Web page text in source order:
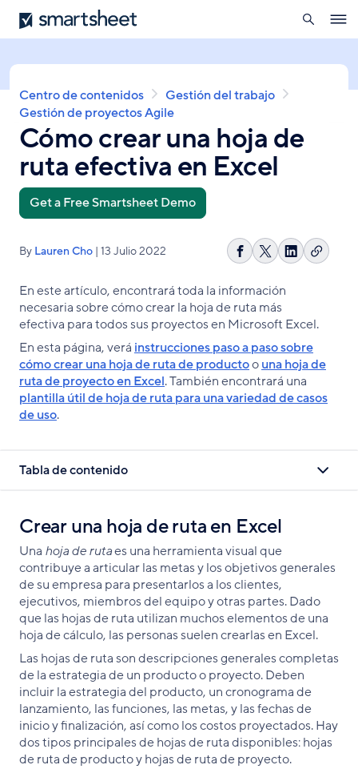
Pasar
al
principal
Smartsheet
búsqueda
Sobrescribir
enlaces
de
ayuda
a
la
navegación
Centro de contenidos
Gestión del trabajo
Gestión de proyectos Agile
Cómo crear una hoja de
ruta efectiva en Excel
Get a Free Smartsheet Demo
By Lauren Cho | 13 Julio 2022
Compartir
Facebook
Share
X
Compartir
Copiar
En este artículo, encontrará toda la información
necesaria sobre cómo crear la hoja de ruta más
efectiva para todos sus proyectos en Microsoft Excel.
En esta página, verá instrucciones paso a paso sobre
cómo crear una hoja de ruta de productoouna hoja de
ruta de proyecto en Excel. También encontrará una
plantilla útil de hoja de ruta para una variedad de casos
de uso.
Tabla de contenido
Crear una hoja de ruta en Excel
Una hoja de rutaes una herramienta visual que
contribuye a articular las metas y los objetivos generales
de su empresa para presentarlos a los clientes,
ejecutivos, miembros del equipo y otras partes. Dado
que las hojas de ruta utilizan muchos elementos de una
hoja de cálculo, las personas suelen crearlas en Excel.
Las hojas de ruta son descripciones generales completas
de la estrategia de un producto o proyecto. Deben
incluir la estrategia del producto, un cronograma de
lanzamiento, las funciones, las metas, y las fechas de
inicio y finalización, así como los costos proyectados. Hay
dos tipos principales de hojas de ruta disponibles: hojas
de ruta de producto y hojas de ruta de proyecto.